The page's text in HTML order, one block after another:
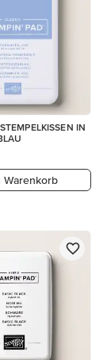
IN
Warenkorb